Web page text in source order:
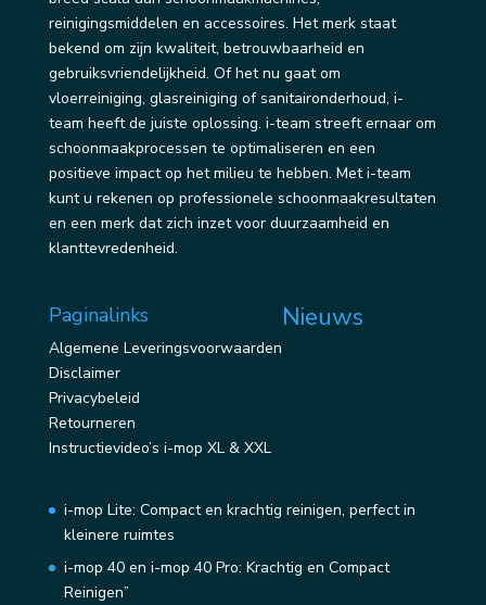
reinigingsmiddelen en accessoires. Het merk staat
bekend om zijn kwaliteit, betrouwbaarheid en
gebruiksvriendelijkheid. Of het nu gaat om
vloerreiniging, glasreiniging of sanitaironderhoud, i-
team heeft de juiste oplossing. i-team streeft ernaar om
schoonmaakprocessen te optimaliseren en een
positieve impact op het milieu te hebben. Met i-team
kunt u rekenen op professionele schoonmaakresultaten
en een merk dat zich inzet voor duurzaamheid en
klanttevredenheid.
Paginalinks
Algemene Leveringsvoorwaarden
Disclaimer
Privacybeleid
Retourneren
Instructievideo’s i-mop XL & XXL
Nieuws
i-mop Lite: Compact en krachtig reinigen, perfect in
kleinere ruimtes
i-mop 40 en i-mop 40 Pro: Krachtig en Compact
Reinigen”